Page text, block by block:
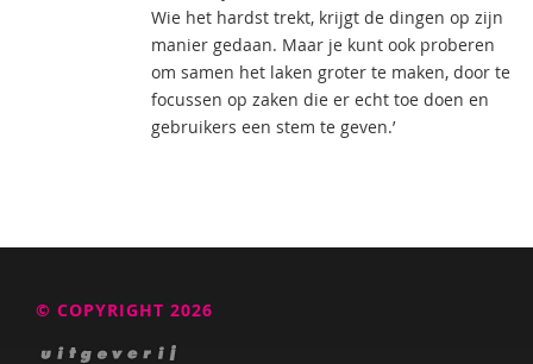
Wie het hardst trekt, krijgt de dingen op zijn
manier gedaan. Maar je kunt ook proberen
om samen het laken groter te maken, door te
focussen op zaken die er echt toe doen en
gebruikers een stem te geven.’
© COPYRIGHT 2026